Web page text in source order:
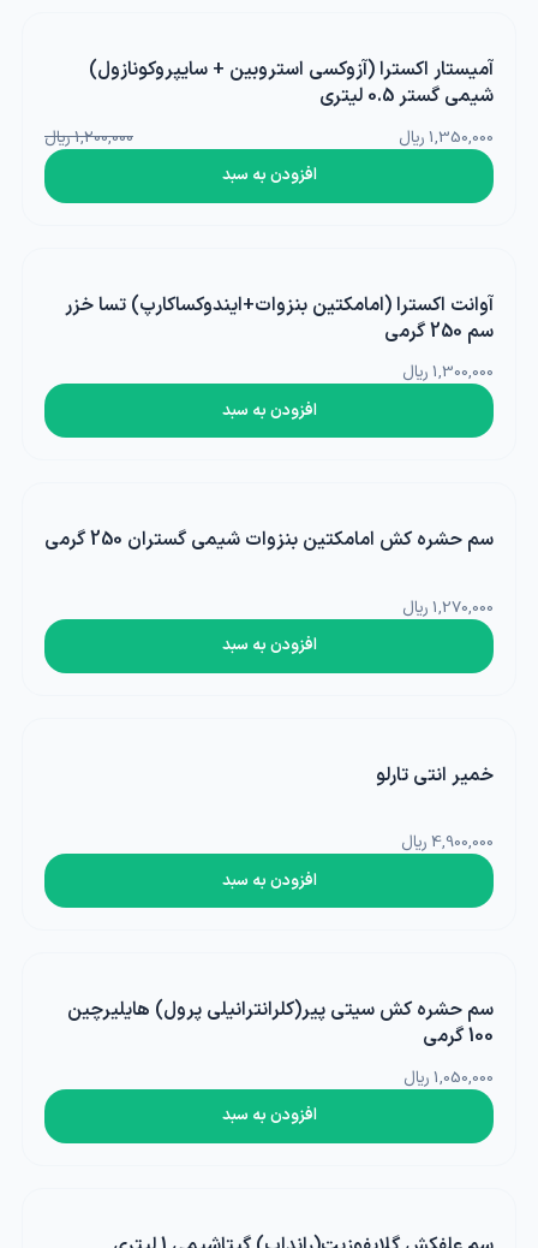
11 ٪
آمیستار اکسترا (آزوکسی استروبین + سایپروکونازول)
شیمی گستر 0.5 لیتری
1,350,000 ریال
1,200,000 ریال
افزودن به سبد
آوانت اکسترا (امامکتین بنزوات+ایندوکساکارپ) تسا خزر
سم 250 گرمی
1,300,000 ریال
افزودن به سبد
سم حشره کش امامکتین بنزوات شیمی گستران 250 گرمی
1,270,000 ریال
افزودن به سبد
خمیر انتی تارلو
4,900,000 ریال
افزودن به سبد
سم حشره کش سیتی پیر(کلرانترانیلی پرول) هایلیرچین
100 گرمی
1,050,000 ریال
افزودن به سبد